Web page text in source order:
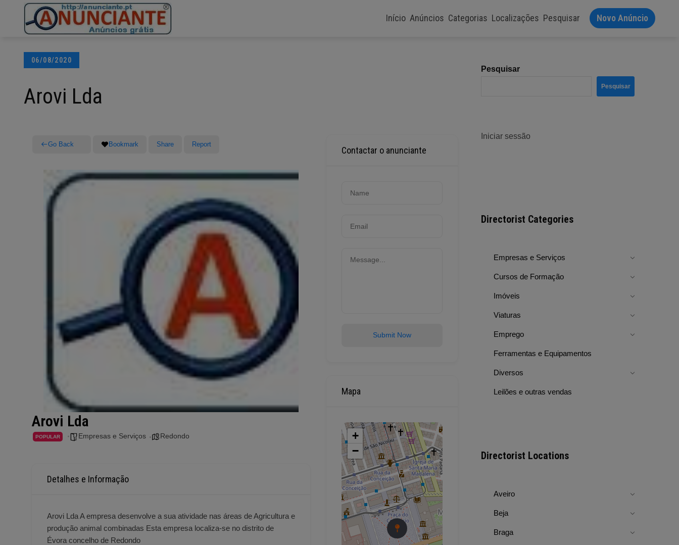
Início Anúncios Categorias Localizações Pesquisar Novo Anúncio
Posted
06/08/2020
Arovi Lda
Go Back Bookmark Share Report
Arovi Lda
POPULAR Empresas e Serviços Redondo
Detalhes e Informação
Arovi Lda A empresa desenvolve a sua atividade nas áreas de Agricultura e
produção animal combinadas Esta empresa localiza-se no distrito de
Évora concelho de Redondo
Contactar o anunciante
Submit Now
Mapa
+
−
Pesquisar
Pesquisar
Iniciar sessão
Directorist Categories
Empresas e Serviços
Cursos de Formação
Imóveis
Viaturas
Emprego
Ferramentas e Equipamentos
Diversos
Leilões e outras vendas
Directorist Locations
Aveiro
Beja
Braga